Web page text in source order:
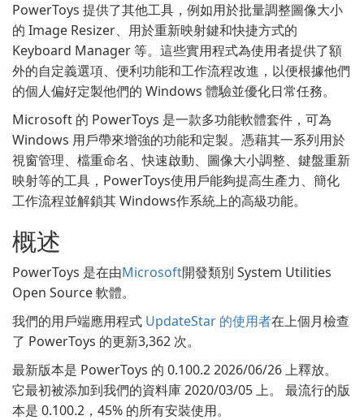
PowerToys 提供了其他工具，例如用於批量調整圖像大小
的 Image Resizer、用於重新映射鍵和快捷方式的
Keyboard Manager 等。這些實用程式為使用者提供了額
外的自定義選項、便利功能和工作流程改進，以便根據他們
的個人偏好定製他們的 Windows 體驗並優化日常任務。
Microsoft 的 PowerToys 是一款多功能軟體套件，可為
Windows 用戶帶來增強的功能和定製。憑藉其一系列用於
視窗管理、檔重命名、快速啟動、圖像大小調整、鍵盤重新
映射等的工具，PowerToys使用戶能夠提高生產力、簡化
工作流程並解鎖其 Windows作系統上的高級功能。
概述
PowerToys 是在由Microsoft開發類別 System Utilities
Open Source 軟體。
我們的用戶端應用程式 UpdateStar 的使用者在上個月檢查
了 PowerToys 的更新3,362 次。
最新版本是 PowerToys 的 0.100.2 2026/06/26 上釋放。
它最初被添加到我們的資料庫 2020/03/05 上。 最流行的版
本是 0.100.2，45% 的所有安裝使用。